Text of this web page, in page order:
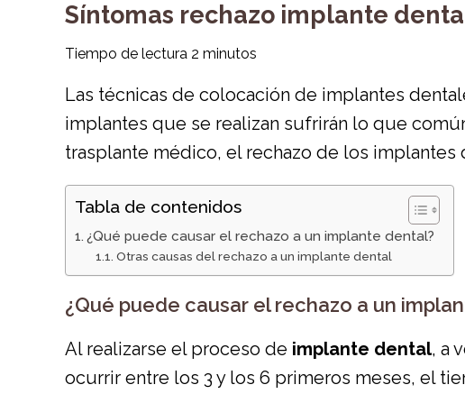
Síntomas rechazo implante
Tiempo de lectura 2 minutos
Las técnicas de colocación de implantes
implantes que se realizan sufrirán lo que
trasplante médico, el rechazo de los
Tabla de contenidos
¿Qué puede causar el rechazo a un implante dental?
Otras causas del rechazo a un implante dental
¿Qué puede causar el rechazo a un
Al realizarse el proceso de implante dental, a
ocurrir entre los 3 y los 6 primeros meses, el